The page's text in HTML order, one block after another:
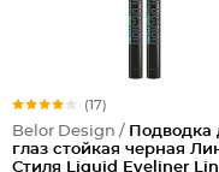
(17)
Belor Design / Подводка
глаз стойкая черная
Стиля Liquid Eyeliner